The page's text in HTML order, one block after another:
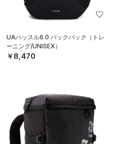
UAハッスル6.0 バックパック（トレ
ーニング/UNISEX）
￥8,470